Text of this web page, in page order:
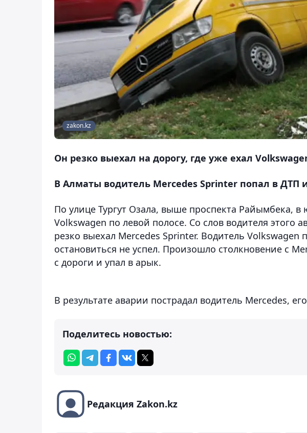
zakon.kz
Он резко выехал на дорогу, где уже ехал
В Алматы водитель Mercedes Sprinter попал в ДТП
По улице Тургут Озала, выше проспекта Райымбека,
Volkswagen по левой полосе. Со слов водителя этого
резко выехал Mercedes Sprinter. Водитель Volkswagen
остановиться не успел. Произошло столкновение с
с дороги и упал в арык.
В результате аварии пострадал водитель Mercedes,
Поделитесь новостью:
Редакция Zakon.kz